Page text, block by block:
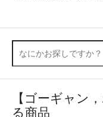
【ゴーギャン
る商品